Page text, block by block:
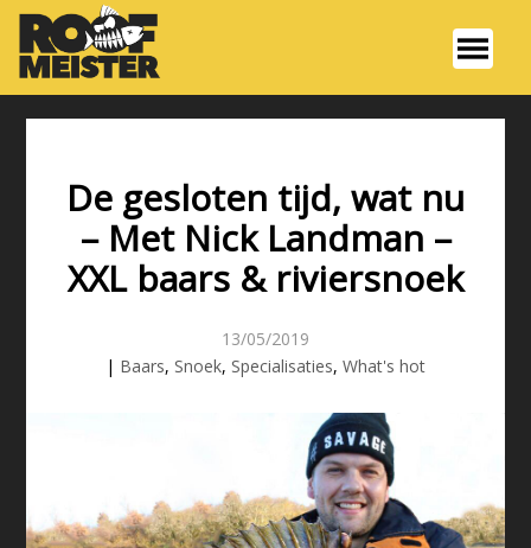
De gesloten tijd, wat nu
– Met Nick Landman –
XXL baars & riviersnoek
13/05/2019
| Baars, Snoek, Specialisaties, What's hot